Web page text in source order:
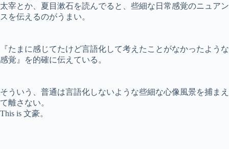
太宰とか、夏目漱石を読んでると、些細な日常感覚のニュアン
スを伝えるのがうまい。
『たまに感じてたけど言語化して考えたことがなかったような
感覚』を的確に伝えている。
そういう、普通は言語化しないような些細な心像風景を捕まえ
て離さない。
This is 文豪。